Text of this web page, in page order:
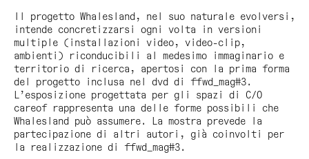
Il progetto Whalesland , nel suo naturale evolversi,
intende concretizzarsi ogni volta in versioni
multiple (installazioni video, video-clip,
ambienti) riconducibili al medesimo immaginario e
territorio di ricerca, apertosi con la prima forma
del progetto inclusa nel dvd di ffwd_mag#3.
L’esposizione progettata per gli spazi di C/O
careof rappresenta una delle forme possibili che
Whalesland può assumere. La mostra prevede la
partecipazione di altri autori, già coinvolti per
la realizzazione di ffwd_mag#3.